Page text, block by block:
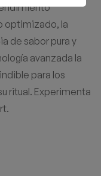
optimizado, la
de sabor pura y
avanzada la
para los
ritual. Experimenta